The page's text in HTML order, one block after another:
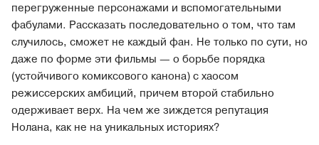
перегруженные персонажами и вспомогательными
фабулами. Рассказать последовательно о том, что там
случилось, сможет не каждый фан. Не только по сути, но
даже по форме эти фильмы — о борьбе порядка
(устойчивого комиксового канона) с хаосом
режиссерских амбиций, причем второй стабильно
одерживает верх. На чем же зиждется репутация
Нолана, как не на уникальных историях?